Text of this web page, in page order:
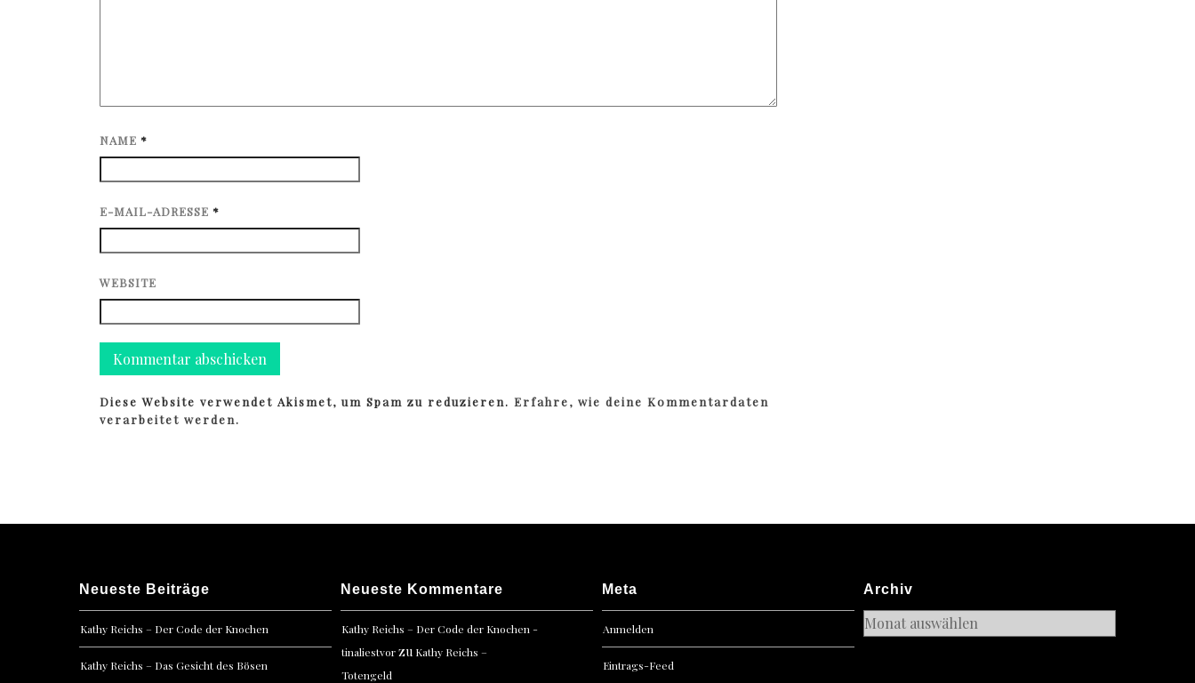
NAME *
E-MAIL-ADRESSE *
WEBSITE
Diese Website verwendet Akismet, um Spam zu reduzieren.Erfahre, wie deine Kommentardaten
verarbeitet werden.
Neueste Beiträge
Kathy Reichs – Der Code der Knochen
Kathy Reichs – Das Gesicht des Bösen
Neueste Kommentare
Kathy Reichs – Der Code der Knochen -
tinaliestvorzu Kathy Reichs –
Totengeld
Meta
Anmelden
Eintrags-Feed
Archiv
Archiv